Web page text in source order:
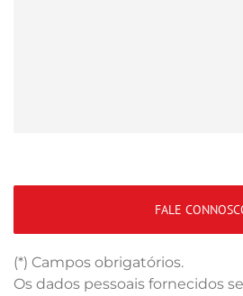
(*) Campos obrigatórios.
Os dados pessoais fornecidos